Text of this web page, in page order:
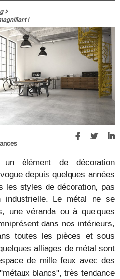
!
élément de décoration
depuis quelques années
les styles de décoration, pas
industrielle. Le métal ne se
une véranda ou à quelques
dans nos intérieurs,
toutes les pièces et sous
alliages de métal sont
de mille feux avec des
blancs", très tendance